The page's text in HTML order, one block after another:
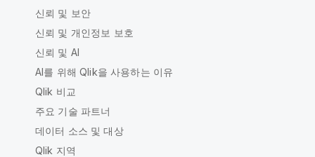
신뢰 및 보안
신뢰 및 개인정보 보호
신뢰 및 AI
AI를 위해 Qlik을 사용하는 이유
Qlik 비교
주요 기술 파트너
데이터 소스 및 대상
Qlik 지역